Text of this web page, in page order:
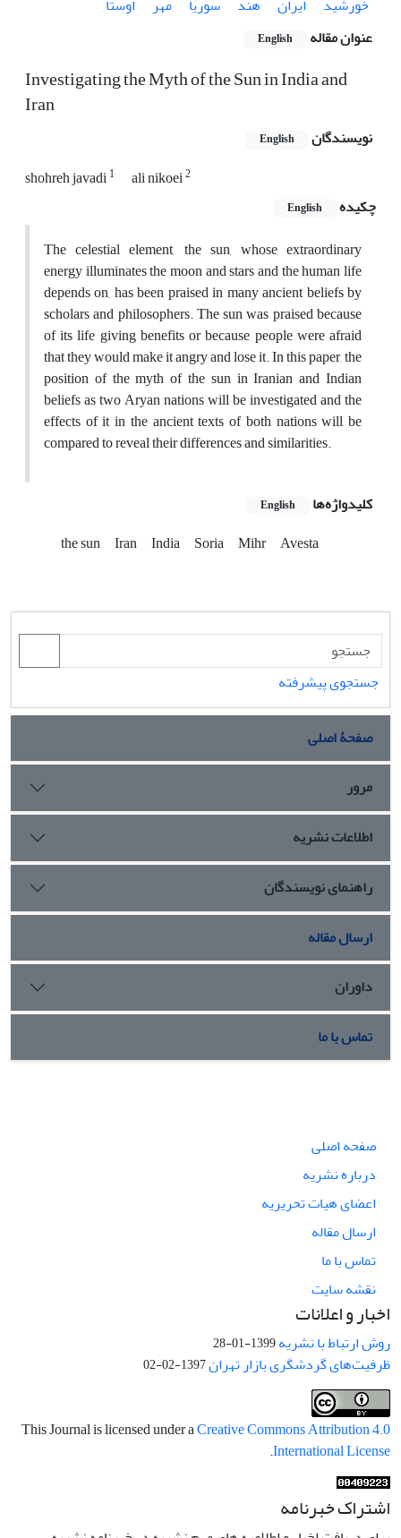
خورشید
ایران هند سوریا مهر
اوستا
عنوان مقاله
English
Investigating the Myth of the Sun in India and
Iran
نویسندگان English
shohreh javadi1 ali nikoei2
چکیده English
The celestial element, the sun, whose extraordinary
energy illuminates the moon and stars and the human life
depends on, has been praised in many ancient beliefs by
scholars and philosophers. The sun was praised because
of its life giving benefits or because people were afraid
that they would make it angry and lose it. In this paper, the
position of the myth of the sun in Iranian and Indian
beliefs as two Aryan nations will be investigated and the
effects of it in the ancient texts of both nations will be
compared to reveal their differences and similarities.
کلیدواژه‌ها English
the sun Iran India Soria Mihr Avesta
جستجوی پیشرفته
صفحۀ اصلی
مرور
اطلاعات نشریه
راهنمای نویسندگان
ارسال مقاله
داوران
تماس با ما
صفحه اصلی
درباره نشریه
اعضای هیات تحریریه
ارسال مقاله
تماس با ما
نقشه سایت
اخبار و اعلانات
روش ارتباط با نشریه1399-01-28
ظرفیت‌های گردشگری بازار تهران1397-02-02
This Journal is licensed under aCreative Commons Attribution 4.0
International License
.
اشتراک خبرنامه